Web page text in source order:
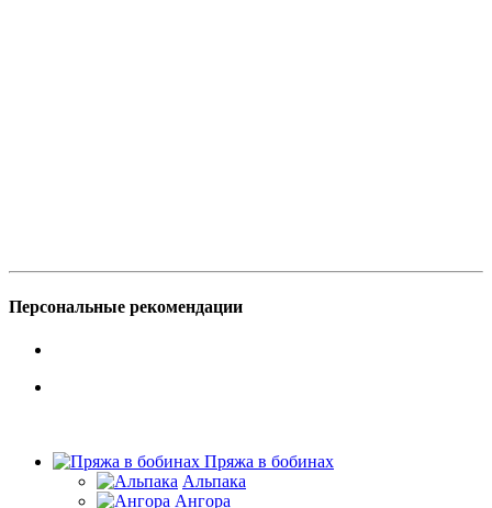
Персональные рекомендации
Пряжа в бобинах
Альпака
Ангора